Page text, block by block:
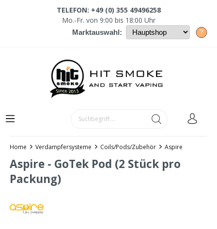
TELEFON: +49 (0) 355 49496258
Mo.-Fr. von 9:00 bis 18:00 Uhr
Marktauswahl: ?
Home Verdampfersysteme Coils/Pods/Zubehör Aspire
Aspire - GoTek Pod (2 Stück pro
Packung)